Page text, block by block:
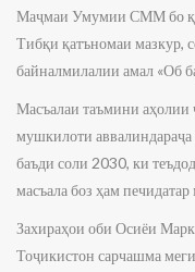
Маҷмаи Умумии СММ бо
Тибқи қатъномаи мазкур,
байналмилалии амал «Об
Масъалаи таъмини аҳолии
мушкилоти
баъди соли 2030, ки
масъала боз ҳам печидатар
Захираҳои оби Осиёи
Тоҷикистон сарчашма